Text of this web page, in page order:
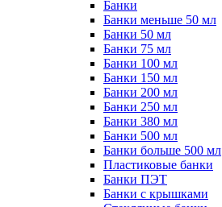
Банки
Банки меньше 50 мл
Банки 50 мл
Банки 75 мл
Банки 100 мл
Банки 150 мл
Банки 200 мл
Банки 250 мл
Банки 380 мл
Банки 500 мл
Банки больше 500 мл
Пластиковые банки
Банки ПЭТ
Банки с крышками